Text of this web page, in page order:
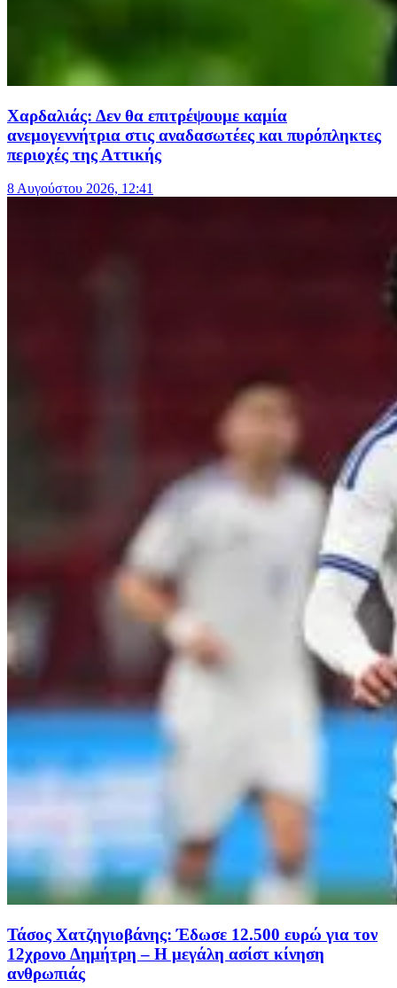
Χαρδαλιάς: Δεν θα επιτρέψουμε καμία
ανεμογεννήτρια στις αναδασωτέες και πυρόπληκτες
περιοχές της Αττικής
8 Αυγούστου 2026, 12:41
Τάσος Χατζηγιοβάνης: Έδωσε 12.500 ευρώ για τον
12χρονο Δημήτρη – Η μεγάλη ασίστ κίνηση
ανθρωπιάς